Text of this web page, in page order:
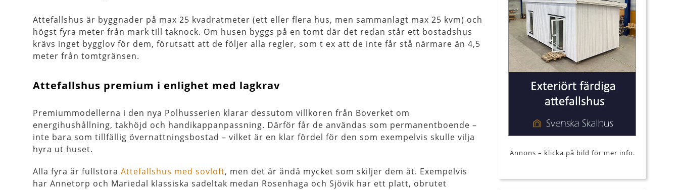
Attefallshus är byggnader på max 25 kvadratmeter (ett eller flera hus, men sammanlagt max 25 kvm) och
högst fyra meter från mark till taknock. Om husen byggs på en tomt där det redan står ett bostadshus
krävs inget bygglov för dem, förutsatt att de följer alla regler, som t ex att de inte får stå närmare än 4,5
meter från tomtgränsen.
Attefallshus premium i enlighet med lagkrav
Premiummodellerna i den nya Polhusserien klarar dessutom villkoren från Boverket om
energihushållning, takhöjd och handikappanpassning. Därför får de användas som permanentboende –
inte bara som tillfällig övernattningsbostad – vilket är en klar fördel för den som exempelvis skulle vilja
hyra ut huset.
Alla fyra är fullstora Attefallshus med sovloft, men det är ändå mycket som skiljer dem åt. Exempelvis
har Annetorp och Mariedal klassiska sadeltak medan Rosenhaga och Sjövik har ett platt, obrutet
Annons – klicka på bild för mer info.